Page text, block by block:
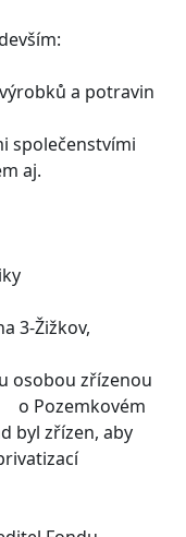
a potravin
společenstvími
aj.
3-Žižkov,
osobou zřízenou
Pozemkovém
byl zřízen, aby